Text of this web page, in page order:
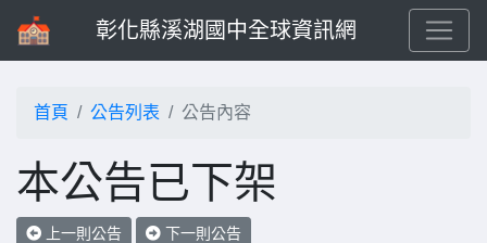
彰化縣溪湖國中全球資訊網
首頁 公告列表 公告內容
本公告已下架
上一則公告 下一則公告